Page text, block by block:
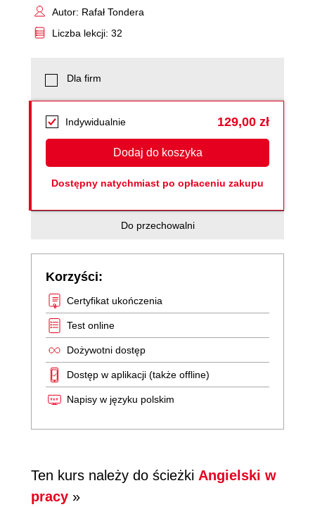
Autor: Rafał Tondera
Liczba lekcji: 32
Dla firm
Indywidualnie 129,00 zł
Dodaj do koszyka
Dostępny natychmiast po opłaceniu zakupu
Do przechowalni
Korzyści:
Certyfikat ukończenia
Test online
Dożywotni dostęp
Dostęp w aplikacji (także offline)
Napisy w języku polskim
Ten kurs należy do ścieżki Angielski w
pracy »